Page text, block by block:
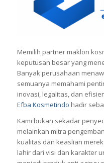
Memilih partner maklon
keputusan besar yang
Banyak perusahaan
semuanya memahami
inovasi, legalitas, dan
Efba Kosmetindo hadir
Kami bukan sekadar
melainkan mitra
kualitas dan keaslian
lahir dari visi dan karakter